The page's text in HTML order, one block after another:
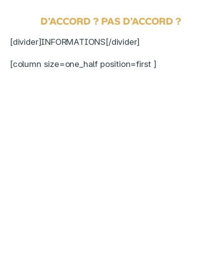
D’ACCORD ? PAS D’ACCORD ?
[divider]INFORMATIONS[/divider]
[column size=one_half position=first ]